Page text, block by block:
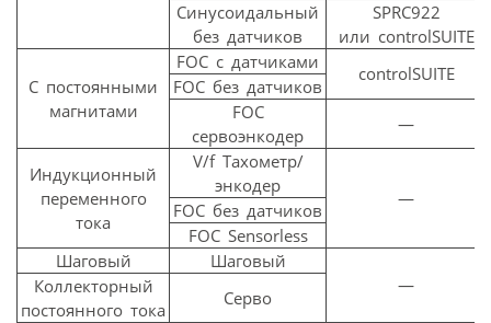
Синусоидальный
без датчиков
SPRC922
или controlSUITE
С постоянными
магнитами
FOC с датчиками
controlSUITE
FOC без датчиков
FOC
сервоэнкодер
—
Индукционный
переменного
тока
V/f Тахометр/
энкодер
—
FOC без датчиков
FOC Sensorless
Шаговый
Шаговый
—
Коллекторный
постоянного тока
Серво